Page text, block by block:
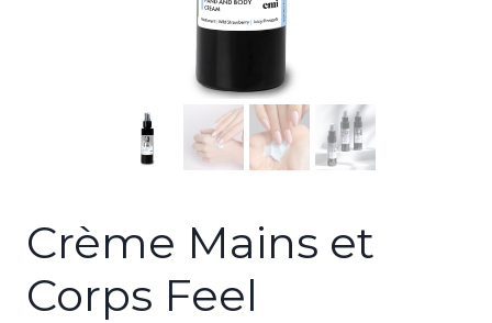
Crème Mains et
Corps Feel